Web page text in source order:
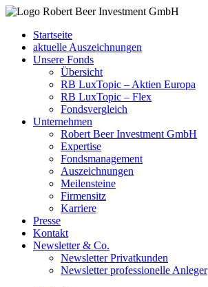
Startseite
aktuelle Auszeichnungen
Unsere Fonds
Übersicht
RB LuxTopic – Aktien Europa
RB LuxTopic – Flex
Fondsvergleich
Unternehmen
Robert Beer Investment GmbH
Expertise
Fondsmanagement
Auszeichnungen
Meilensteine
Firmensitz
Karriere
Presse
Kontakt
Newsletter & Co.
Newsletter Privatkunden
Newsletter professionelle Anleger